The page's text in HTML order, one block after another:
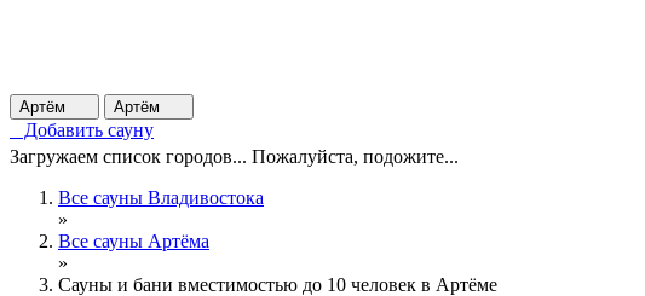
Артём Артём
Добавить сауну
Загружаем список городов... Пожалуйста, подожите...
Все сауны Владивостока
»
Все сауны Артёма
»
Сауны и бани вместимостью до 10 человек в Артёме